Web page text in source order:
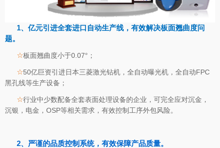
1、亿元引进全套进口自动生产线，有效解决板面翘曲度问
题。
☆板面翘曲度小于0.07°；
☆50亿巨资引进日本三菱激光钻机，全自动曝光机，全自动FPC
黑孔线等生产设备；
☆行业中少数配备全套表面处理设备的企业，可完全应对沉金，
沉银，电金，OSP等相关需求，有效控制工序外包风险。
2、严谨的品质控制系统，有效保障产品质量。